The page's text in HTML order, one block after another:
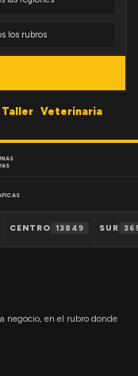
Taller · Veterinaria
CENTRO 13849 SUR
negocio, en el rubro donde